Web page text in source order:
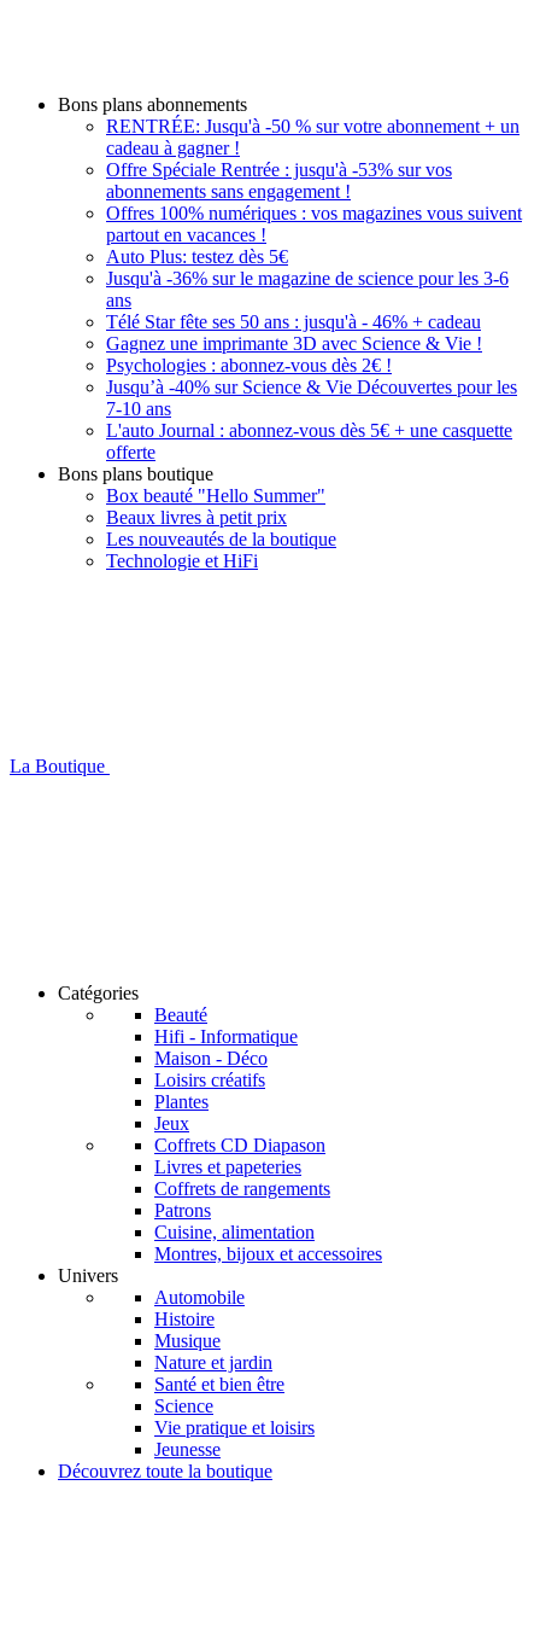
Bons plans abonnements
RENTRÉE: Jusqu'à -50 % sur votre abonnement + un
cadeau à gagner !
Offre Spéciale Rentrée : jusqu'à -53% sur vos
abonnements sans engagement !
Offres 100% numériques : vos magazines vous suivent
partout en vacances !
Auto Plus: testez dès 5€
Jusqu'à -36% sur le magazine de science pour les 3-6
ans
Télé Star fête ses 50 ans : jusqu'à - 46% + cadeau
Gagnez une imprimante 3D avec Science & Vie !
Psychologies : abonnez-vous dès 2€ !
Jusqu’à -40% sur Science & Vie Découvertes pour les
7-10 ans
L'auto Journal : abonnez-vous dès 5€ + une casquette
offerte
Bons plans boutique
Box beauté "Hello Summer"
Beaux livres à petit prix
Les nouveautés de la boutique
Technologie et HiFi
La Boutique
Catégories
Beauté
Hifi - Informatique
Maison - Déco
Loisirs créatifs
Plantes
Jeux
Coffrets CD Diapason
Livres et papeteries
Coffrets de rangements
Patrons
Cuisine, alimentation
Montres, bijoux et accessoires
Univers
Automobile
Histoire
Musique
Nature et jardin
Santé et bien être
Science
Vie pratique et loisirs
Jeunesse
Découvrez toute la boutique